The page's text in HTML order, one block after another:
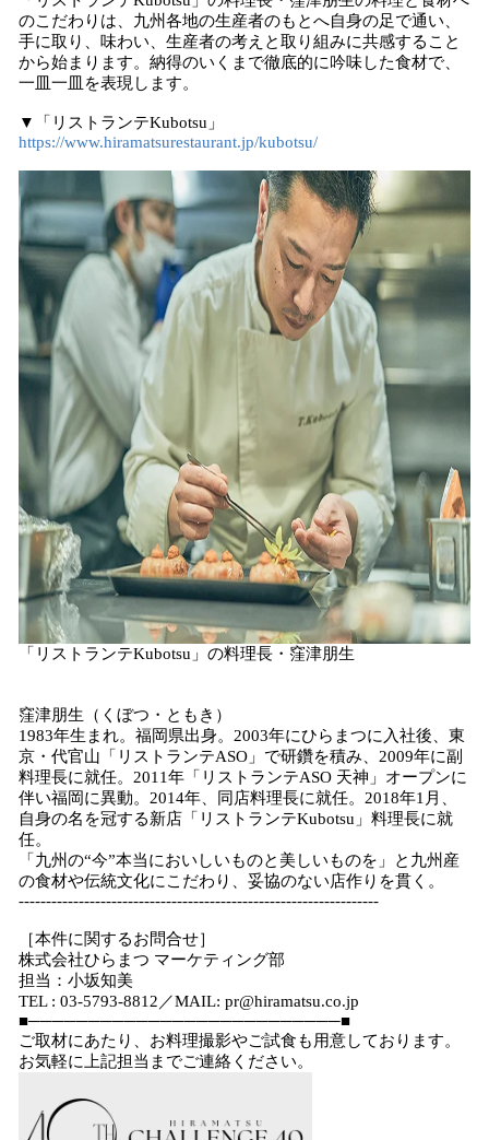
のこだわりは、九州各地の生産者のもとへ自身の足で通い、
手に取り、味わい、生産者の考えと取り組みに共感すること
から始まります。納得のいくまで徹底的に吟味した食材で、
一皿一皿を表現します。
▼「リストランテKubotsu」
https://www.hiramatsurestaurant.jp/kubotsu/
「リストランテKubotsu」の料理長・窪津朋生
窪津朋生（くぼつ・ともき）
1983年生まれ。福岡県出身。2003年にひらまつに入社後、東
京・代官山「リストランテASO」で研鑽を積み、2009年に副
料理長に就任。2011年「リストランテASO 天神」オープンに
伴い福岡に異動。2014年、同店料理長に就任。2018年1月、
自身の名を冠する新店「リストランテKubotsu」料理長に就
任。
「九州の“今”本当においしいものと美しいものを」と九州産
の食材や伝統文化にこだわり、妥協のない店作りを貫く。
---------------------​---------------------------------------------
［本件に関するお問合せ］
株式会社ひらまつ マーケティング部
担当：小坂知美
TEL : 03-5793-8812／MAIL: pr@hiramatsu.co.jp
■──────────────────────────■
ご取材にあたり、お料理撮影やご試食も用意しております。
お気軽に上記担当までご連絡ください。